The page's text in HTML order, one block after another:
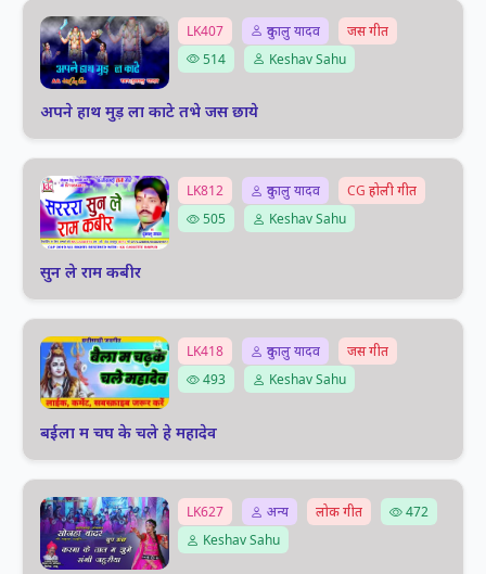
LK407 दुकालु यादव
जस गीत
514
Keshav Sahu
अपने हाथ मुड़ ला काटे तभे जस छाये
LK812 दुकालु यादव
CG होली गीत
505
Keshav Sahu
सुन ले राम कबीर
LK418 दुकालु यादव
जस गीत
493
Keshav Sahu
बईला म चघ के चले हे महादेव
LK627 अन्य लोक गीत
472
Keshav Sahu